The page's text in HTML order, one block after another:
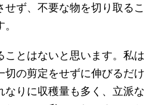
ず、不要な物を切り取るこ
ことはないと思います。私は
切の剪定をせずに伸びるだけ
なりに収穫量も多く、立派な